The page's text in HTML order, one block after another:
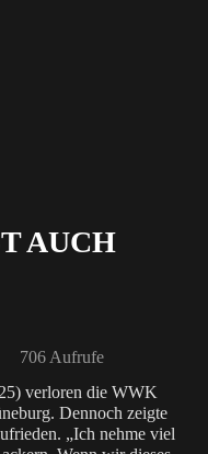
AUCH
706 Aufrufe
verloren die WWK
Dennoch zeigte
„Ich nehme viel